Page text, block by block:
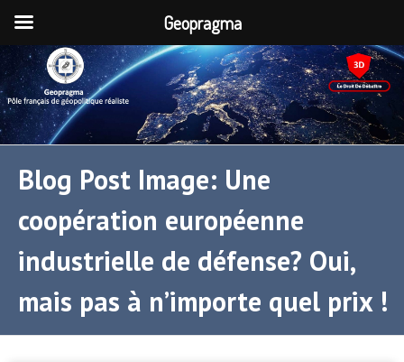
Blog Post Image: Une
coopération européenne
industrielle de défense? Oui,
mais pas à n’importe quel prix !
Geopragma